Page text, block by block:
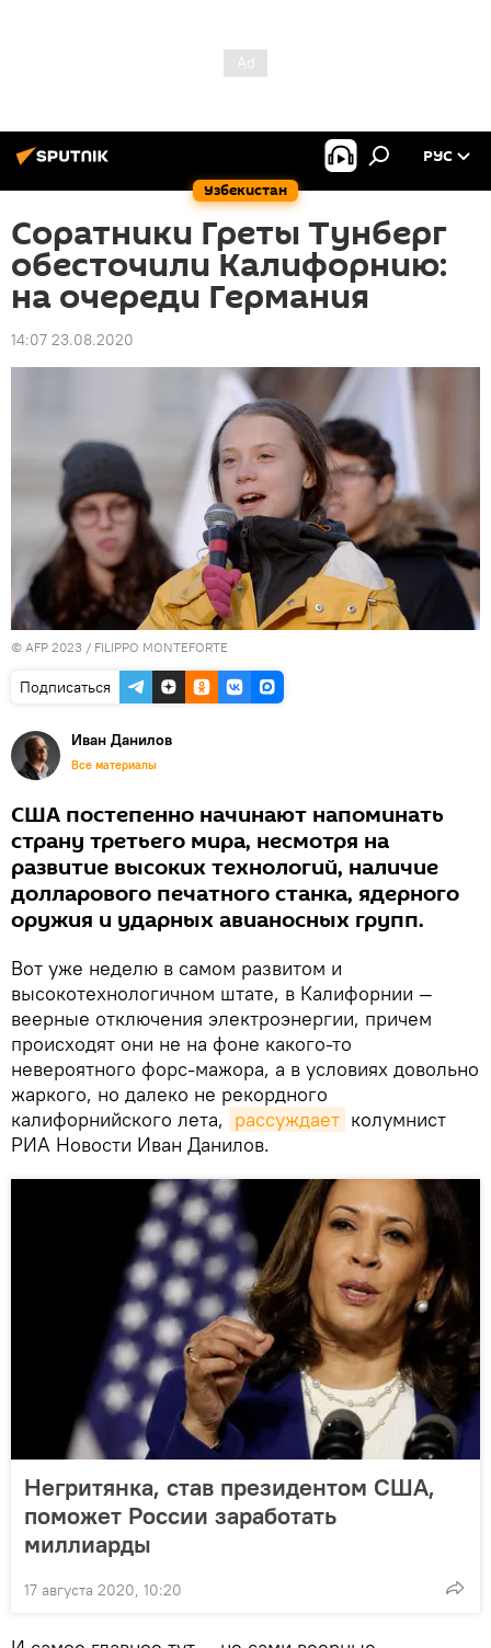
Узбекистан
РУС
Соратники Греты Тунберг
обесточили Калифорнию:
на очереди Германия
14:07 23.08.2020
© AFP 2023 / FILIPPO MONTEFORTE
Подписаться
Иван Данилов
Все материалы
США постепенно начинают напоминать
страну третьего мира, несмотря на
развитие высоких технологий, наличие
долларового печатного станка, ядерного
оружия и ударных авианосных групп.
Вот уже неделю в самом развитом и
высокотехнологичном штате, в Калифорнии —
веерные отключения электроэнергии, причем
происходят они не на фоне какого-то
невероятного форс-мажора, а в условиях довольно
жаркого, но далеко не рекордного
калифорнийского лета, рассуждает колумнист
РИА Новости Иван Данилов.
Негритянка, став президентом США,
поможет России заработать
миллиарды
17 августа 2020, 10:20